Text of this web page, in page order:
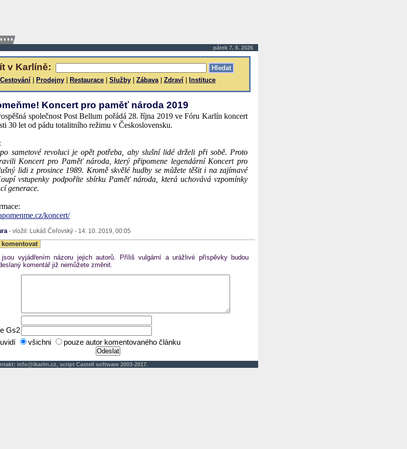
pátek 7. 8. 2026
v Karlíně:
Cestování Prodejny Restaurace Služby Zábava| Zdraví Instituce
Koncert pro paměť národa 2019
společnost Post Bellum pořádá 28. října 2019 ve Fóru Karlín koncert
30 let od pádu totalitního režimu v Československu.
sametové revoluci je opět potřeba, aby slušní lidé drželi při sobě. Proto
Koncert pro Paměť národa, který připomene legendární Koncert pro
lidi z prosince 1989. Kromě skvělé hudby se můžete těšit i na zajímavé
vstupenky podpoříte sbírku Paměť národa, která uchovává vzpomínky
generace.
koncert/
- vložil: Lukáš Čeřovský - 14. 10. 2019, 00:05
jsou vyjádřením názoru jejich autorů. Příliš vulgární a urážlivé příspěvky budou
komentář již nemůžete změnit.
Gs2
všichni pouze autor komentovaného článku
info@ikarlin.cz, script Castell software 2003-2017.